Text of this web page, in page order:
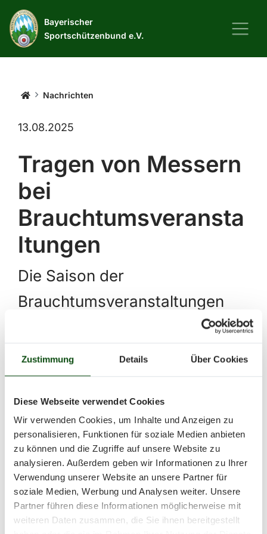
Zustimmung Details Über Cookies
Diese Webseite verwendet Cookies
Wir verwenden Cookies, um Inhalte und Anzeigen zu
personalisieren, Funktionen für soziale Medien anbieten
zu können und die Zugriffe auf unsere Website zu
analysieren. Außerdem geben wir Informationen zu Ihrer
Verwendung unserer Website an unsere Partner für
soziale Medien, Werbung und Analysen weiter. Unsere
Partner führen diese Informationen möglicherweise mit
weiteren Daten zusammen, die Sie ihnen bereitgestellt
Bayerischer
Sportschützenbund e.V.
Startseite
Nachrichten
13.08.2025
Tragen von Messern
bei
Brauchtumsveransta
ltungen
Die Saison der
Brauchtumsveranstaltungen
hat begonnen. Dies nehmen wir
zum Anlass, noch einmal auf
die geltenden Regelungen
bezüglich des "Tragens von
Messern bei
Brauchtumsveranstaltungen"
hinzuweisen.
Nach § 42a des Waffengesetzes ist das